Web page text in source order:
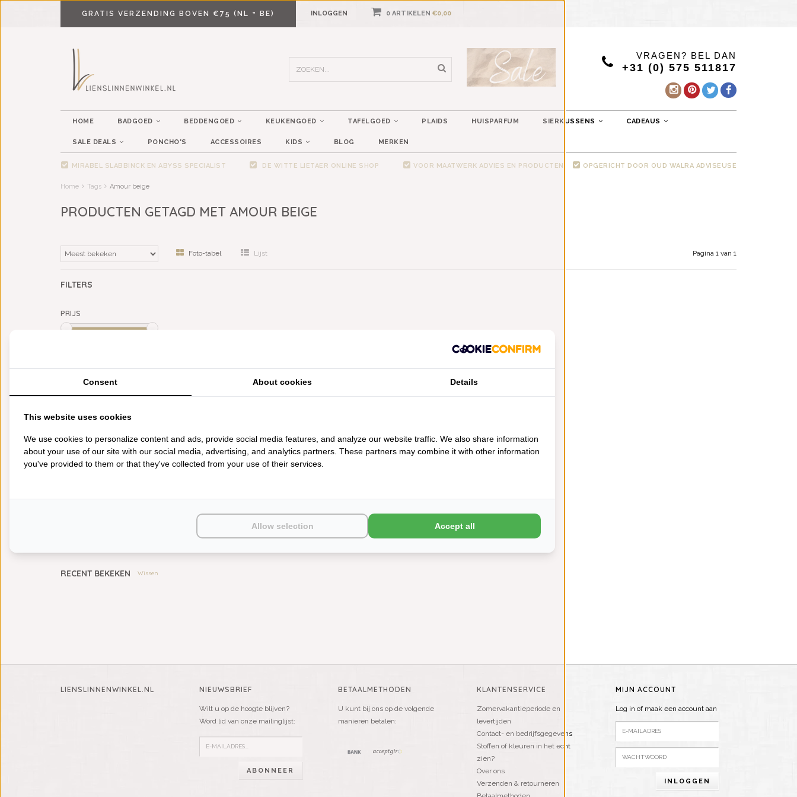
GRATIS VERZENDING BOVEN €75 (NL + BE) INLOGGEN 0 ARTIKELEN €0,00
VRAGEN? BEL DAN
+31 (0) 575 511817
HOME BADGOED BEDDENGOED KEUKENGOED TAFELGOED PLAIDS HUISPARFUM SIERKUSSENS CADEAUS
SALE DEALS PONCHO'S ACCESSOIRES KIDS BLOG MERKEN
MIRABEL SLABBINCK EN ABYSS SPECIALIST DE WITTE LIETAER ONLINE SHOP VOOR MAATWERK ADVIES EN PRODUCTEN OPGERICHT DOOR OUD WALRA ADVISEUSE
Home Tags Amour beige
PRODUCTEN GETAGD MET AMOUR BEIGE
Foto-tabel Lijst Pagina 1 van 1
FILTERS
PRIJS
BADGOED
KEUKENGOED
PLAIDS
HUISPARFUM
SIERKUSSENS
RECENT BEKEKEN Wissen
LIENSLINNENWINKEL.NL NIEUWSBRIEF
Wilt u op de hoogte blijven?
Word lid van onze mailinglijst:
ABONNEER
BETAALMETHODEN
U kunt bij ons op de volgende
manieren betalen:
KLANTENSERVICE
Zomervakantieperiode en
levertijden
Contact- en bedrijfsgegevens
Stoffen of kleuren in het echt
zien?
Over ons
Verzenden & retourneren
MIJN ACCOUNT
Log in of maak een account aan
INLOGGEN
Consent About cookies Details
This website uses cookies
We use cookies to personalize content and ads, provide social media features, and analyze our website traffic. We also share information
about your use of our site with our social media, advertising, and analytics partners. These partners may combine it with other information
you've provided to them or that they've collected from your use of their services.
Allow selection Accept all